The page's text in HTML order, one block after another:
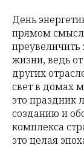
День
прямом
преувеличить
жизни, ведь
других
свет в домах
это праздник
созданию и
комплекса
это целая